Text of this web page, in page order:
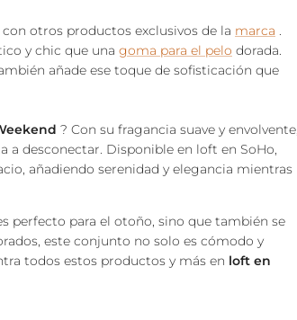
otros productos exclusivos de la marca
y chic que una goma para el pelo dorada.
añade ese toque de sofisticación que
? Con su fragancia suave y envolvente,
desconectar. Disponible en loft en SoHo,
añadiendo serenidad y elegancia mientras
perfecto para el otoño, sino que también se
este conjunto no solo es cómodo y
todos estos productos y más en loft en